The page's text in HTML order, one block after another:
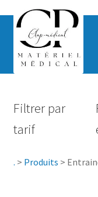
Hygiène
Filtrer par
tarif
. > Produits >